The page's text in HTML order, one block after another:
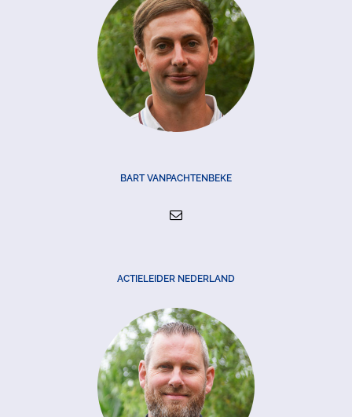
BART VANPACHTENBEKE
ACTIELEIDER NEDERLAND